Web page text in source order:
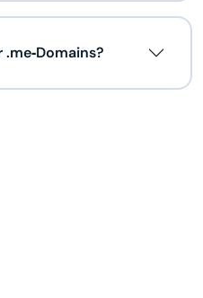
.me‑Domains?